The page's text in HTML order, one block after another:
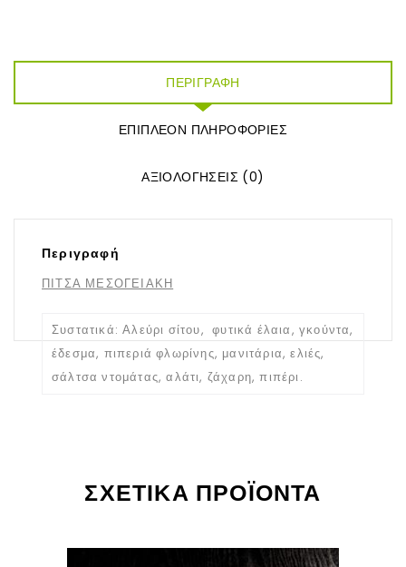
ΠΕΡΙΓΡΑΦΉ
ΕΠΙΠΛΈΟΝ ΠΛΗΡΟΦΟΡΊΕΣ
ΑΞΙΟΛΟΓΉΣΕΙΣ (0)
Περιγραφή
ΠΙΤΣΑ ΜΕΣΟΓΕΙΑΚΗ
Συστατικά: Αλεύρι σίτου, φυτικά έλαια, γκούντα,
έδεσμα, πιπεριά φλωρίνης, μανιτάρια, ελιές,
σάλτσα ντομάτας, αλάτι, ζάχαρη, πιπέρι.
ΣΧΕΤΙΚΆ ΠΡΟΪΌΝΤΑ